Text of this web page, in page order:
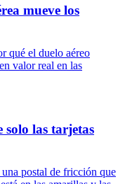
mueve los
qué el duelo aéreo
valor real en las
las tarjetas
postal de fricción que